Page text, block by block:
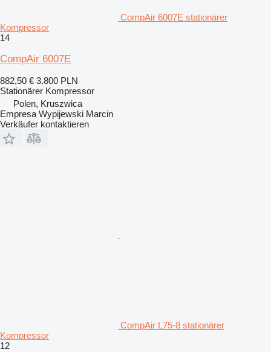
CompAir 6007E stationärer
Kompressor
14
CompAir 6007E
882,50 € 3.800 PLN
Stationärer Kompressor
Polen, Kruszwica
Empresa Wypijewski Marcin
Verkäufer kontaktieren
CompAir L75-8 stationärer
Kompressor
12